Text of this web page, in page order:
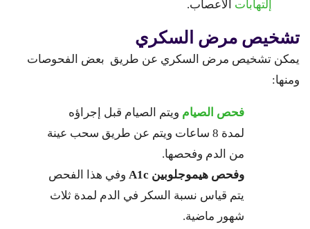
إلتهابات الأعصاب.
تشخيص مرض السكري
يمكن تشخيص مرض السكري عن طريق بعض الفحوصات
ومنها:
فحص الصيام ويتم الصيام قبل إجراؤه
لمدة 8 ساعات ويتم عن طريق سحب عينة
من الدم وفحصها.
وفحص هيموجلوبين A1c
وفي هذا الفحص
يتم قياس نسبة السكر في الدم لمدة ثلاث
شهور ماضية.